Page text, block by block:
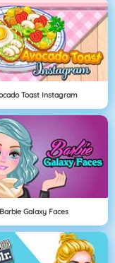
Toast Instagram
Barbie Galaxy Faces